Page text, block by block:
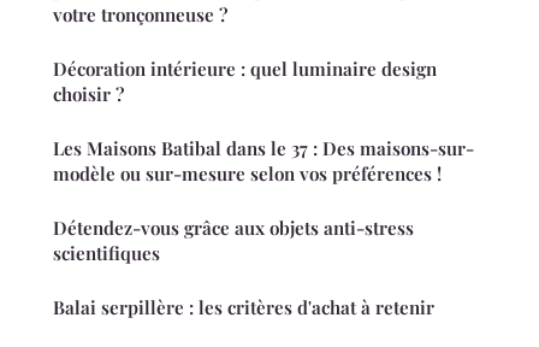
votre tronçonneuse ?
Décoration intérieure : quel luminaire design
choisir ?
Les Maisons Batibal dans le 37 : Des maisons-sur-
modèle ou sur-mesure selon vos préférences !
Détendez-vous grâce aux objets anti-stress
scientifiques
Balai serpillère : les critères d'achat à retenir